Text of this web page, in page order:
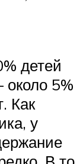
детей
около 5%
Как
у